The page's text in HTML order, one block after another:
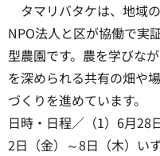
タマリバタケは、地域
NPO法人と区が協働で実
型農園です。農を学びな
を深められる共有の畑や
づくりを進めています。
日時・日程／（1）6月28
2日（金）～8日（木）い